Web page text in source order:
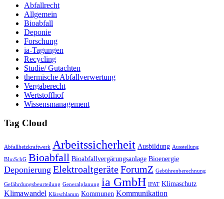
Abfallrecht
Allgemein
Bioabfall
Deponie
Forschung
ia-Tagungen
Recycling
Studie/ Gutachten
thermische Abfallverwertung
Vergaberecht
Wertstoffhof
Wissensmanagement
Tag Cloud
Abfallheizkraftwerk Arbeitssicherheit Ausbildung Ausstellung
BImSchG Bioabfall Bioabfallvergärungsanlage Bioenergie
Deponierung ElektroaltgeräteForumZ Gebührenberechnung
Gefährdungsbeurteilung Generalplanung ia GmbH IFAT Klimaschutz
Klimawandel Klärschlamm Kommunen Kommunikation